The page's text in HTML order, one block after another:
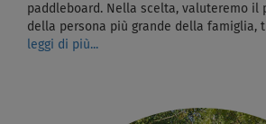
paddleboard. Nella scelta, valuteremo il
della persona più grande della famiglia,
leggi di più...